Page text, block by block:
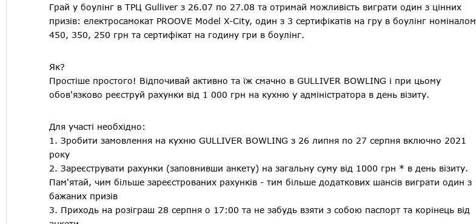
Грай у боулінг в ТРЦ Gulliver з 26.07 по 27.08 та отримай можливість виграти один з цінних
призів: електросамокат PROOVE Model X-City, один з 3 сертифікатів на гру в боулінг номіналом
450, 350, 250 грн та сертифікат на годину гри в боулінг.
Як?
Простіше простого! Відпочивай активно та їж смачно в GULLIVER BOWLING і при цьому
обов'язково реєструй рахунки від 1 000 грн на кухню у адміністратора в день візиту.
Для участі необхідно:
1. Зробити замовлення на кухню GULLIVER BOWLING з 26 липня по 27 серпня включно 2021
року
2. Зареєструвати рахунки (заповнивши анкету) на загальну суму від 1000 грн * в день візиту.
Пам'ятай, чим більше зареєстрованих рахунків - тим більше додаткових шансів виграти один з
бажаних призів
3. Приходь на розіграш 28 серпня о 17:00 та не забудь взяти з собою паспорт та корінець від